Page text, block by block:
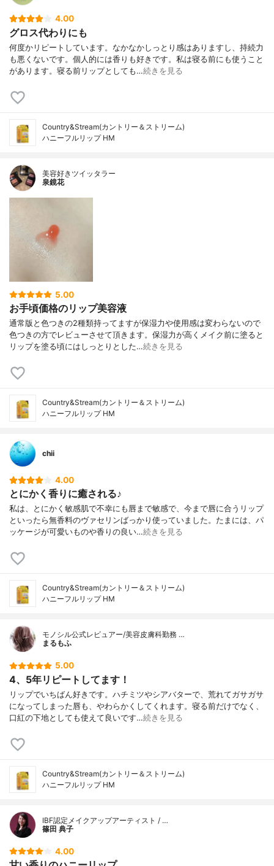
4.00
グロス代わりにも
何度かリピートしています。なかなかしっとり感はありますし、持続力
も悪くないです。個人的には香りも好きです。私は寝る前にも使うこと
があります。寝る前リップとしても…続きを見る
Country&Stream(カントリー＆ストリーム)
ハニーフルリップ HM
美容好きツイッタラー
泉鏡花
5.00
お手頃価格のリップ美容液
通常版と色つきの2種類持ってますが保湿力や使用感は変わらないので
色つきの方でレビューさせて頂きます。保湿力が高くメイク前に塗ると
リップを塗る頃にはしっとりとした…続きを見る
Country&Stream(カントリー＆ストリーム)
ハニーフルリップ HM
chii
4.00
とにかく香りに癒される♪
私は、とにかく敏感肌で不幸にも唇まで敏感で、今まで唇に合うリップ
といったら無香料のヴァセリンばっかり使っていました。たまには、パ
ッケージが可愛いものや香りの良い…続きを見る
Country&Stream(カントリー＆ストリーム)
ハニーフルリップ HM
モノシル公式レビュアー/美容皮膚科勤務 …
まるもふ
5.00
4、5年リピートしてます！
リップでいちばん好きです。ハチミツやシアバターで、荒れてガサガサ
になってしまった唇も、やわらかくしてくれます。寝る前だけでなく、
口紅の下地としても使えて良いです…続きを見る
Country&Stream(カントリー＆ストリーム)
ハニーフルリップ HM
IBF認定メイクアップアーティスト / …
篠田 典子
4.00